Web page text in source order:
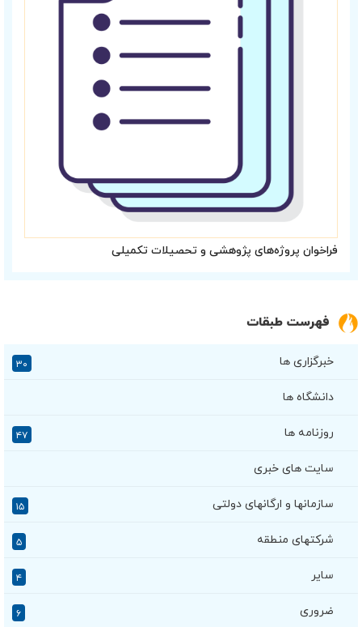
فراخوان پروژه‌های پژوهشی و تحصیلات تکمیلی
فهرست طبقات
خبرگزاری ها ۳۰
دانشگاه ها
روزنامه ها ۴۷
سایت های خبری
سازمانها و ارگانهای دولتی ۱۵
شرکتهای منطقه ۵
سایر ۴
ضروری ۶